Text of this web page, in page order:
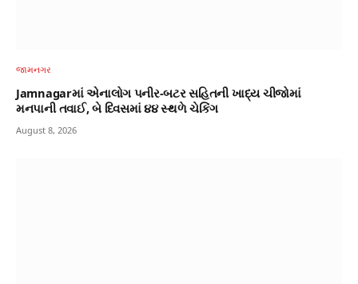
જામનગર
Jamnagarમાં એનાલોગ પનીર-બટર સહિતની ખાદ્ય ચીજોમાં
મનપાની તવાઈ, બે દિવસમાં ૪૪ સ્થળે ચેકિંગ
August 8, 2026